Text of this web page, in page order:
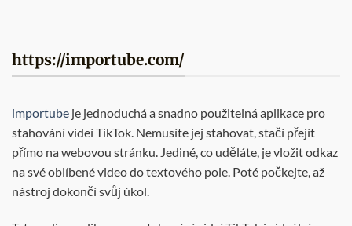
https://importube.com/
importube je jednoduchá a snadno použitelná aplikace pro
stahování videí TikTok. Nemusíte jej stahovat, stačí přejít
přímo na webovou stránku. Jediné, co uděláte, je vložit odkaz
na své oblíbené video do textového pole. Poté počkejte, až
nástroj dokončí svůj úkol.